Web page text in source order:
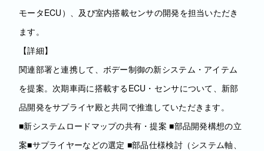
モータECU）、及び室内搭載センサの開発を担当いただき
ます。
【詳細】
関連部署と連携して、ボデー制御の新システム・アイテム
を提案。次期車両に搭載するECU・センサについて、新部
品開発をサプライヤ殿と共同で推進していただきます。
■新システムロードマップの共有・提案 ■部品開発構想の立
案■サプライヤーなどの選定 ■部品仕様検討（システム軸、